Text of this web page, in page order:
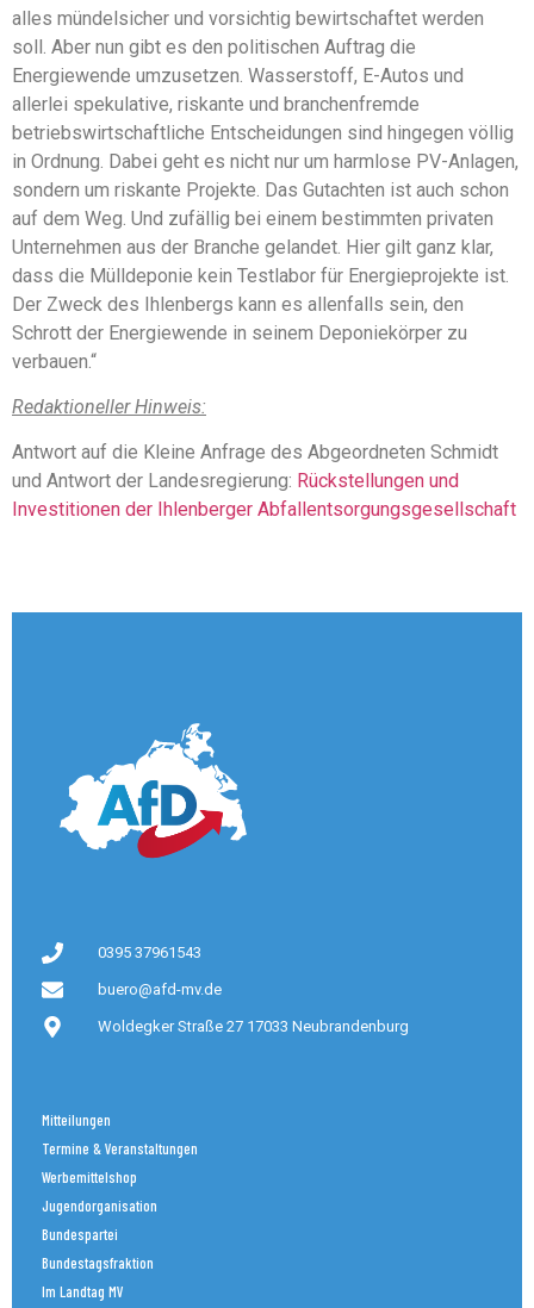
alles mündelsicher und vorsichtig bewirtschaftet werden
soll. Aber nun gibt es den politischen Auftrag die
Energiewende umzusetzen. Wasserstoff, E-Autos und
allerlei spekulative, riskante und branchenfremde
betriebswirtschaftliche Entscheidungen sind hingegen völlig
in Ordnung. Dabei geht es nicht nur um harmlose PV-Anlagen,
sondern um riskante Projekte. Das Gutachten ist auch schon
auf dem Weg. Und zufällig bei einem bestimmten privaten
Unternehmen aus der Branche gelandet. Hier gilt ganz klar,
dass die Mülldeponie kein Testlabor für Energieprojekte ist.
Der Zweck des Ihlenbergs kann es allenfalls sein, den
Schrott der Energiewende in seinem Deponiekörper zu
verbauen.“
Redaktioneller Hinweis:
Antwort auf die Kleine Anfrage des Abgeordneten Schmidt
und Antwort der Landesregierung: Rückstellungen und
Investitionen der Ihlenberger Abfallentsorgungsgesellschaft
0395 37961543
buero@afd-mv.de
Woldegker Straße 27 17033 Neubrandenburg
Mitteilungen
Termine & Veranstaltungen
Werbemittelshop
Jugendorganisation
Bundespartei
Bundestagsfraktion
Im Landtag MV